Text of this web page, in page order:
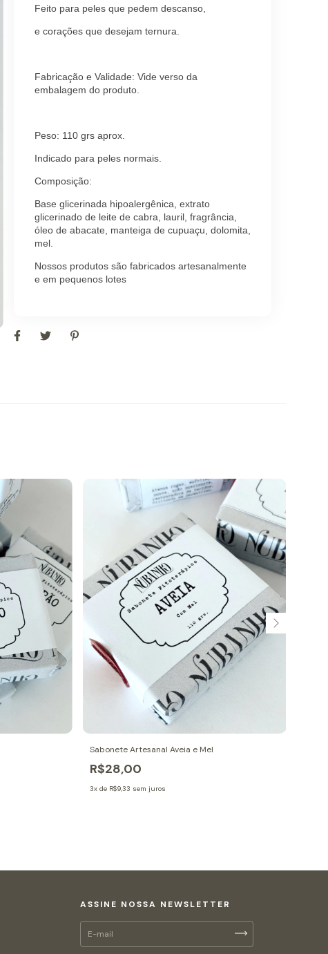
Feito para peles que pedem descanso,
e corações que desejam ternura.
Fabricação e Validade: Vide verso da
embalagem do produto.
Peso: 110 grs aprox.
Indicado para peles normais.
Composição:
Base glicerinada hipoalergênica, extrato
glicerinado de leite de cabra, lauril, fragrância,
óleo de abacate, manteiga de cupuaçu, dolomita,
mel.
Nossos produtos são fabricados artesanalmente
e em pequenos lotes
Sabonete Artesanal Aveia e Mel
R$28,00
3x de R$9,33 sem juros
ASSINE NOSSA NEWSLETTER